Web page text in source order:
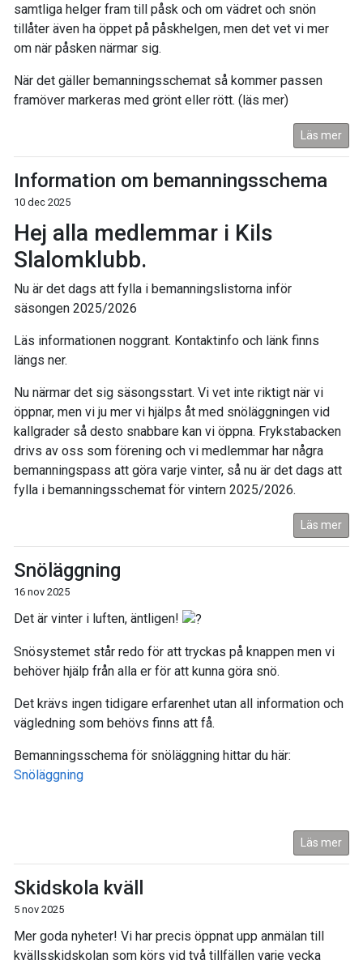
samtliga helger fram till påsk och om vädret och snön
tillåter även ha öppet på påskhelgen, men det vet vi mer
om när påsken närmar sig.
När det gäller bemanningsschemat så kommer passen
framöver markeras med grönt eller rött. (läs mer)
Läs mer
Information om bemanningsschema
10 dec 2025
Hej alla medlemmar i Kils
Slalomklubb.
Nu är det dags att fylla i bemanningslistorna inför
säsongen 2025/2026
Läs informationen noggrant. Kontaktinfo och länk finns
längs ner.
Nu närmar det sig säsongsstart. Vi vet inte riktigt när vi
öppnar, men vi ju mer vi hjälps åt med snöläggningen vid
kallgrader så desto snabbare kan vi öppna. Frykstabacken
drivs av oss som förening och vi medlemmar har några
bemanningspass att göra varje vinter, så nu är det dags att
fylla i bemanningsschemat för vintern 2025/2026.
Läs mer
Snöläggning
16 nov 2025
Det är vinter i luften, äntligen!
Snösystemet står redo för att tryckas på knappen men vi
behöver hjälp från alla er för att kunna göra snö.
Det krävs ingen tidigare erfarenhet utan all information och
vägledning som behövs finns att få.
Bemanningsschema för snöläggning hittar du här:
Snöläggning
Läs mer
Skidskola kväll
5 nov 2025
Mer goda nyheter! Vi har precis öppnat upp anmälan till
kvällsskidskolan som körs vid två tillfällen varje vecka